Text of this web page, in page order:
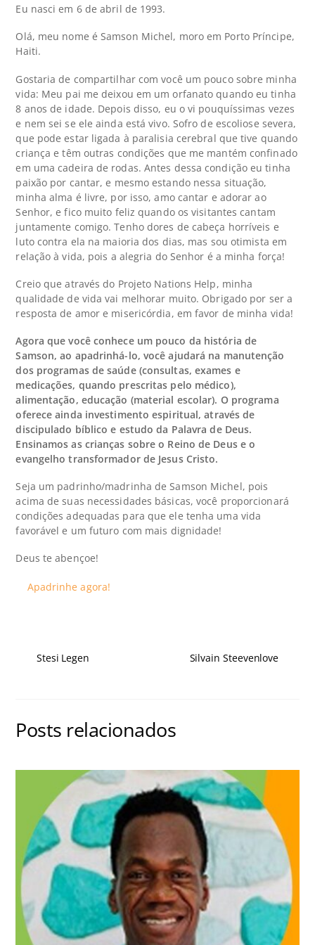
Eu nasci em 6 de abril de 1993.
Olá, meu nome é Samson Michel, moro em Porto Príncipe,
Haiti.
Gostaria de compartilhar com você um pouco sobre minha
vida: Meu pai me deixou em um orfanato quando eu tinha
8 anos de idade. Depois disso, eu o vi pouquíssimas vezes
e nem sei se ele ainda está vivo. Sofro de escoliose severa,
que pode estar ligada à paralisia cerebral que tive quando
criança e têm outras condições que me mantém confinado
em uma cadeira de rodas. Antes dessa condição eu tinha
paixão por cantar, e mesmo estando nessa situação,
minha alma é livre, por isso, amo cantar e adorar ao
Senhor, e fico muito feliz quando os visitantes cantam
juntamente comigo. Tenho dores de cabeça horríveis e
luto contra ela na maioria dos dias, mas sou otimista em
relação à vida, pois a alegria do Senhor é a minha força!
Creio que através do Projeto Nations Help, minha
qualidade de vida vai melhorar muito. Obrigado por ser a
resposta de amor e misericórdia, em favor de minha vida!
Agora que você conhece um pouco da história de
Samson, ao apadrinhá-lo, você ajudará na manutenção
dos programas de saúde (consultas, exames e
medicações, quando prescritas pelo médico),
alimentação, educação (material escolar). O programa
oferece ainda investimento espiritual, através de
discipulado bíblico e estudo da Palavra de Deus.
Ensinamos as crianças sobre o Reino de Deus e o
evangelho transformador de Jesus Cristo.
Seja um padrinho/madrinha de Samson Michel, pois
acima de suas necessidades básicas, você proporcionará
condições adequadas para que ele tenha uma vida
favorável e um futuro com mais dignidade!
Deus te abençoe!
Apadrinhe agora!
Stesi Legen Silvain Steevenlove
Posts relacionados